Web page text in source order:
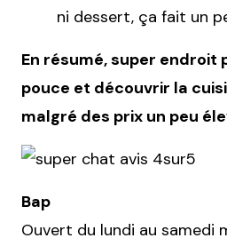
ni dessert, ça fait un
En résumé, super endroit
pouce et découvrir la
malgré des prix un peu
Bap
Ouvert du lundi au samedi